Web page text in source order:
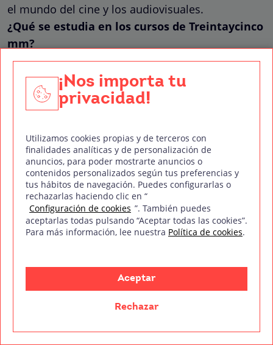
el mundo del cine y los audiovisuales.
¿Qué se estudia en los cursos de Treintaycinco
mm?
Depende del curso que elijas, pero todos están
diseñados para enseñarte habilidades prácticas y
técnicas específicas, desde dirección de fotografía
hasta efectos visuales y guion cinematográfico.
¡Sí! La mayoría de los cursos incluyen una bolsa
de prácticas que te permitirá aplicar lo aprendido
en proyectos reales y construir tu red de
contactos.
¿Cómo puedo matricularme?
Solo tienes que visitar la página web de
interese y completar el formulario de inscripción.
Conclusión: Tu futuro en el cine
¡Nos importa tu
privacidad!
Utilizamos cookies propias y de terceros con
finalidades analíticas y de personalización de
anuncios, para poder mostrarte anuncios o
contenidos personalizados según tus preferencias y
tus hábitos de navegación. Puedes configurarlas o
rechazarlas haciendo clic en “
Configuración de cookies ”. También puedes
aceptarlas todas pulsando “Aceptar todas las cookies”.
Para más información, lee nuestra Política de cookies.
Aceptar
Rechazar